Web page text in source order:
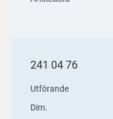
241 04 76
Utförande
Dim.